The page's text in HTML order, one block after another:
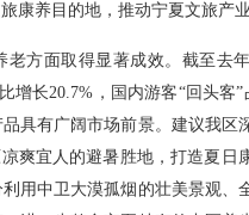
康养目的地，推动宁夏文旅产
方面取得显著成效。截至去
增长20.7%，国内游客“回头客
具有广阔市场前景。建议我区
爽宜人的避暑胜地，打造夏日
用中卫大漠孤烟的壮美景观、